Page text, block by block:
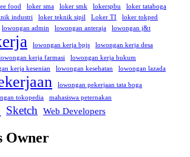
food loker sma loker smk lokerspbu
loker tataboga
industri loker teknik sipil Loker TI
loker tokped
lowongan admin lowongan anteraja lowongan j&t
lowongan kerja bpjs
lowongan kerja desa
kerja farmasi
lowongan kerja hukum
kerja kesenian lowongan kesehatan lowongan lazada
lowongan pekerjaan tata boga
tokopedia mahasiswa peternakan
Sketch Web Developers
Owner